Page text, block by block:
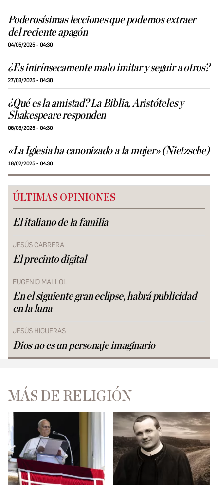
Poderosísimas lecciones que podemos extraer
del reciente apagón
04/05/2025 - 04:30
¿Es intrínsecamente malo imitar y seguir a otros?
27/03/2025 - 04:30
¿Qué es la amistad? La Biblia, Aristóteles y
Shakespeare responden
06/03/2025 - 04:30
«La Iglesia ha canonizado a la mujer» (Nietzsche)
18/02/2025 - 04:30
ÚLTIMAS OPINIONES
El italiano de la familia
JESÚS CABRERA
El precinto digital
EUGENIO MALLOL
En el siguiente gran eclipse, habrá publicidad
en la luna
JESÚS HIGUERAS
Dios no es un personaje imaginario
MÁS DE RELIGIÓN